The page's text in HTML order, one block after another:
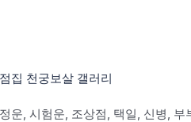
집 천궁보살 갤러리
운, 시험운, 조상점, 택일, 신병, 부